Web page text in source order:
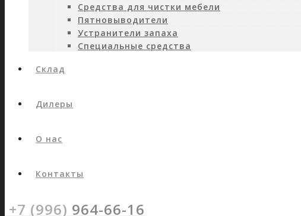
Средства для чистки мебели
Пятновыводители
Устранители запаха
Специальные средства
Склад
Дилеры
О нас
Контакты
+7 (996) 964-66-16